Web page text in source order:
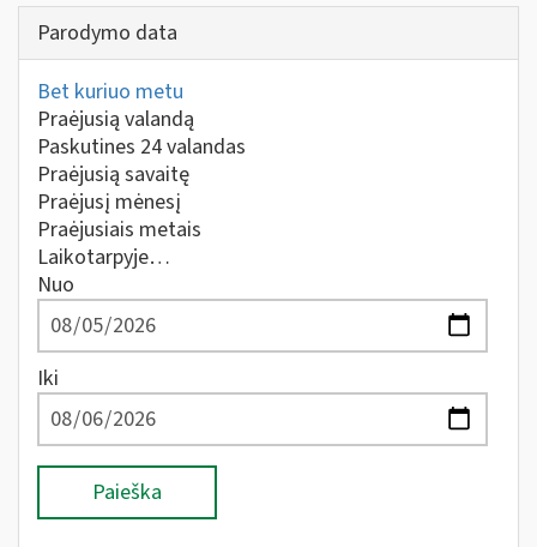
Parodymo data
Bet kuriuo metu
Praėjusią valandą
Paskutines 24 valandas
Praėjusią savaitę
Praėjusį mėnesį
Praėjusiais metais
Laikotarpyje…
Nuo
Iki
Paieška